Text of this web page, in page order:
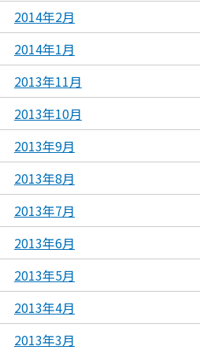
2014年2月
2014年1月
2013年11月
2013年10月
2013年9月
2013年8月
2013年7月
2013年6月
2013年5月
2013年4月
2013年3月